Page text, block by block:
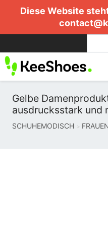
Diese Website
Gelbe
ausdrucksstark und
SCHUHEMODISCH